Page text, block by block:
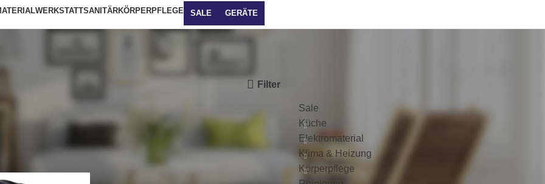
WERKSTATTSANITÄRKÖRPERPFLEGE SALE GERÄTE
Filter
Sale
Küche
Elektromaterial
Klima & Heizung
Körperpflege